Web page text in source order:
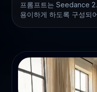
프롬프트는 Seedance
용이하게 하도록 구성되